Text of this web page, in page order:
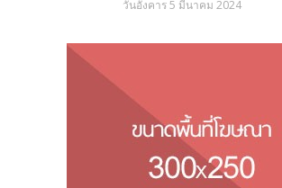
วันอังคาร 5 มีนาคม 2024